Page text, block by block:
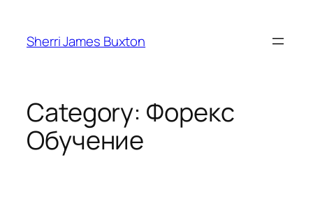
content
Sherri James Buxton
Category: Форекс
Обучение